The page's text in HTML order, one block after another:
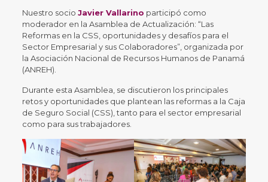
Nuestro socio Javier Vallarino participó como
moderador en la Asamblea de Actualización: “Las
Reformas en la CSS, oportunidades y desafíos para el
Sector Empresarial y sus Colaboradores”, organizada por
la Asociación Nacional de Recursos Humanos de Panamá
(ANREH).
Durante esta Asamblea, se discutieron los principales
retos y oportunidades que plantean las reformas a la Caja
de Seguro Social (CSS), tanto para el sector empresarial
como para sus trabajadores.